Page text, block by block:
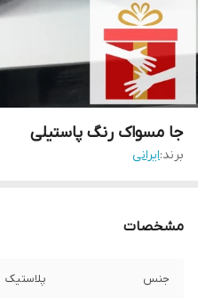
جا مسواک رنگ پاستیلی
برند:ایرانی
مشخصات
جنس پلاستیک